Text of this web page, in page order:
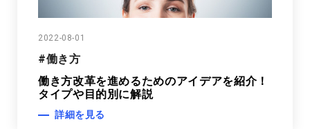
2022-08-01
#働き方
働き方改革を進めるためのアイデアを紹介！
タイプや目的別に解説
詳細を見る